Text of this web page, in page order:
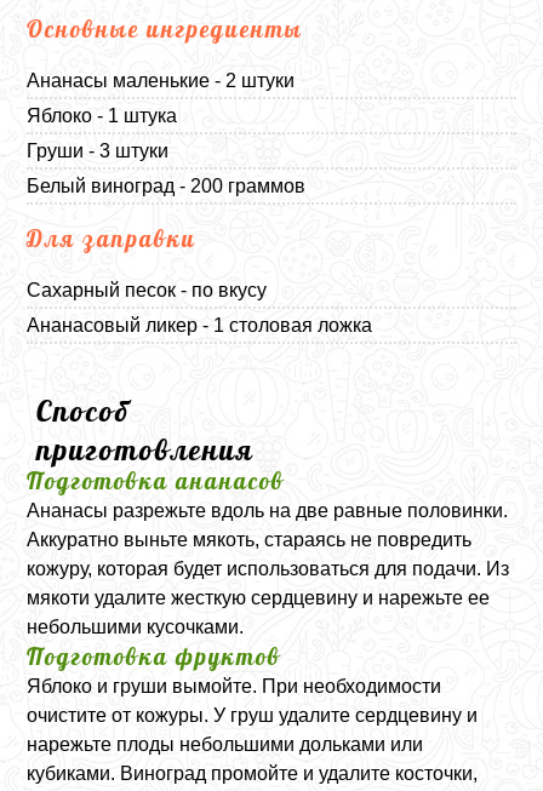
Основные ингредиенты
Ананасы маленькие - 2 штуки
Яблоко - 1 штука
Груши - 3 штуки
Белый виноград - 200 граммов
Для заправки
Сахарный песок - по вкусу
Ананасовый ликер - 1 столовая ложка
Способ
приготовления
Подготовка ананасов
Ананасы разрежьте вдоль на две равные половинки.
Аккуратно выньте мякоть, стараясь не повредить
кожуру, которая будет использоваться для подачи. Из
мякоти удалите жесткую сердцевину и нарежьте ее
небольшими кусочками.
Подготовка фруктов
Яблоко и груши вымойте. При необходимости
очистите от кожуры. У груш удалите сердцевину и
нарежьте плоды небольшими дольками или
кубиками. Виноград промойте и удалите косточки,